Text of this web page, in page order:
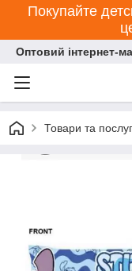
Покупайте
Оптовий інтернет-
Товари та